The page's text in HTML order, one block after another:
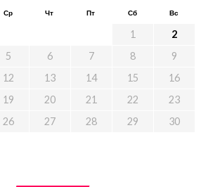
Ср Чт Пт Сб Вс
1
2
5 6 7 8
9
12 13 14 15
16
19 20 21 22
23
26 27 28 29
30